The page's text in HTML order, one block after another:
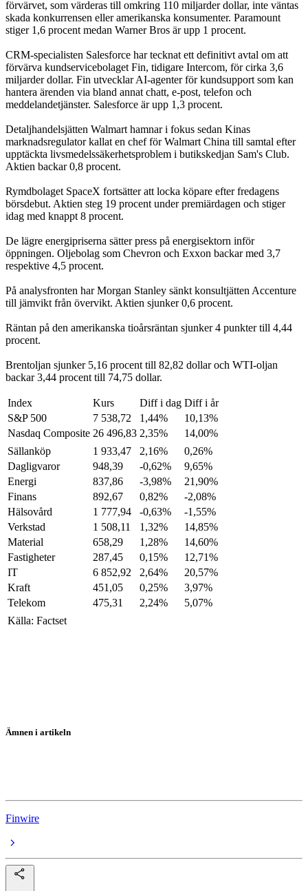
förvärvet, som värderas till omkring 110 miljarder dollar, inte väntas
skada konkurrensen eller amerikanska konsumenter. Paramount
stiger 1,6 procent medan Warner Bros är upp 1 procent.
CRM-specialisten Salesforce har tecknat ett definitivt avtal om att
förvärva kundservicebolaget Fin, tidigare Intercom, för cirka 3,6
miljarder dollar. Fin utvecklar AI-agenter för kundsupport som kan
hantera ärenden via bland annat chatt, e-post, telefon och
meddelandetjänster. Salesforce är upp 1,3 procent.
Detaljhandelsjätten Walmart hamnar i fokus sedan Kinas
marknadsregulator kallat en chef för Walmart China till samtal efter
upptäckta livsmedelssäkerhetsproblem i butikskedjan Sam's Club.
Aktien backar 0,8 procent.
Rymdbolaget SpaceX fortsätter att locka köpare efter fredagens
börsdebut. Aktien steg 19 procent under premiärdagen och stiger
idag med knappt 8 procent.
De lägre energipriserna sätter press på energisektorn inför
öppningen. Oljebolag som Chevron och Exxon backar med 3,7
respektive 4,5 procent.
På analysfronten har Morgan Stanley sänkt konsultjätten Accenture
till jämvikt från övervikt. Aktien sjunker 0,6 procent.
Räntan på den amerikanska tioårsräntan sjunker 4 punkter till 4,44
procent.
Brentoljan sjunker 5,16 procent till 82,82 dollar och WTI-oljan
backar 3,44 procent till 74,75 dollar.
Index Kurs Diff i dag Diff i år
S&P 500
7 538,72 1,44%
10,13%
Nasdaq Composite 26 496,83 2,35%
14,00%
Sällanköp
1 933,47 2,16%
0,26%
Dagligvaror
948,39 -0,62%
9,65%
Energi
837,86 -3,98%
21,90%
Finans
892,67 0,82%
-2,08%
Hälsovård
1 777,94 -0,63%
-1,55%
Verkstad
1 508,11 1,32%
14,85%
Material
658,29 1,28%
14,60%
Fastigheter
287,45 0,15%
12,71%
IT
6 852,92 2,64%
20,57%
Kraft
451,05 0,25%
3,97%
Telekom
475,31 2,24%
5,07%
Källa: Factset
Ämnen i artikeln
Finwire